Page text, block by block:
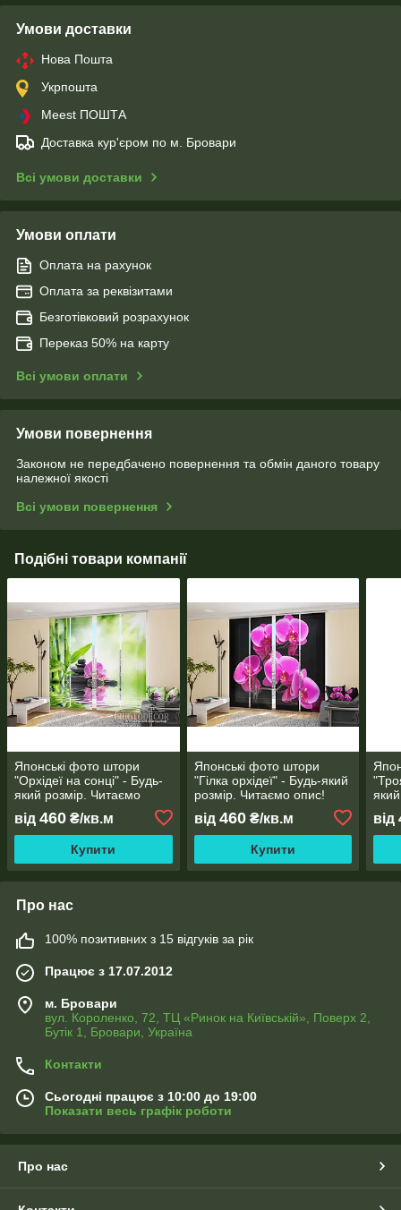
Умови доставки
Нова Пошта
Укрпошта
Meest ПОШТА
Доставка кур'єром по м. Бровари
Всі умови доставки
Умови оплати
Оплата на рахунок
Оплата за реквізитами
Безготівковий розрахунок
Переказ 50% на карту
Всі умови оплати
Умови повернення
Законом не передбачено повернення та обмін даного товару
належної якості
Всі умови повернення
Подібні товари компанії
Японські фото штори
"Орхідеї на сонці" - Будь-
який розмір. Читаємо
від 460 ₴/кв.м
Купити
Японські фото штори
"Гілка орхідеї" - Будь-який
розмір. Читаємо опис!
від 460₴/кв.м
Купити
від
Про нас
100% позитивних з 15 відгуків за рік
Працює з 17.07.2012
м. Бровари
вул. Короленко, 72, ТЦ «Ринок на Київській», Поверх 2,
Бутік 1, Бровари, Україна
Контакти
Сьогодні працює з 10:00 до 19:00
Показати весь графік роботи
Про нас